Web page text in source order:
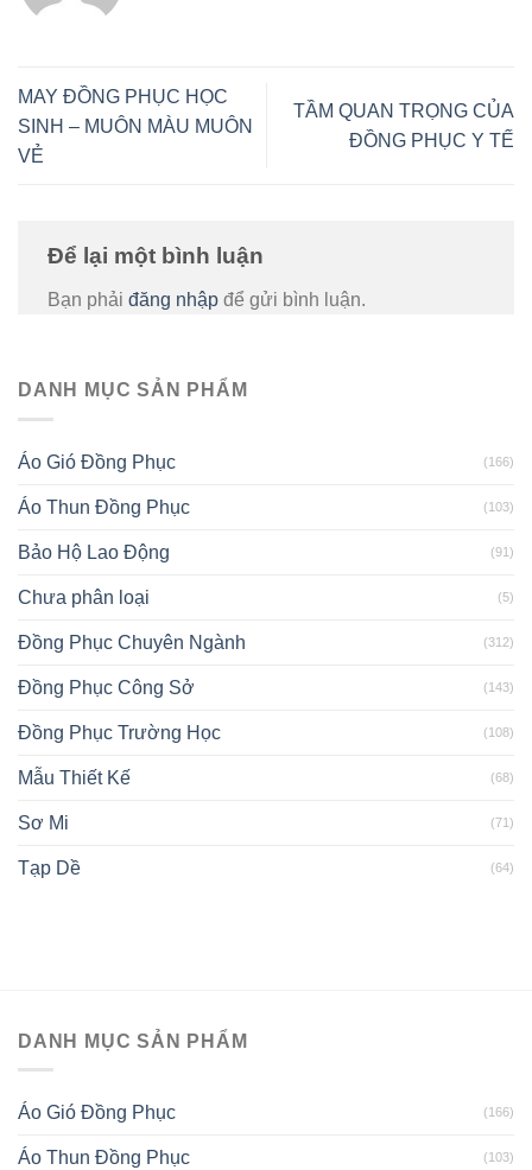
MAY ĐỒNG PHỤC HỌC
SINH – MUÔN MÀU MUÔN
VẺ
TẦM QUAN TRỌNG CỦA
ĐỒNG PHỤC Y TẾ
Để lại một bình luận
Bạn phải đăng nhập để gửi bình luận.
DANH MỤC SẢN PHẨM
Áo Gió Đồng Phục (166)
Áo Thun Đồng Phục (103)
Bảo Hộ Lao Động (91)
Chưa phân loại (5)
Đồng Phục Chuyên Ngành (312)
Đồng Phục Công Sở (143)
Đồng Phục Trường Học (108)
Mẫu Thiết Kế (68)
Sơ Mi (71)
Tạp Dề (64)
DANH MỤC SẢN PHẨM
Áo Gió Đồng Phục (166)
Áo Thun Đồng Phục (103)